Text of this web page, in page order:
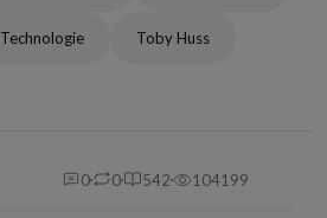
Technologie Toby Huss
0 0 542 104199